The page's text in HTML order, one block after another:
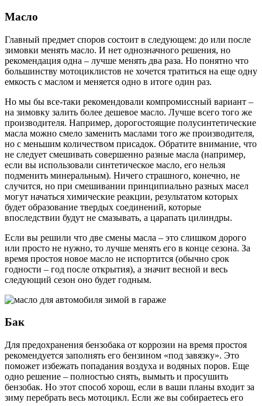
Масло
Главный предмет споров состоит в следующем: до или после
зимовки менять масло. И нет однозначного решения, но
рекомендация одна – лучше менять два раза. Но понятно что
большинству мотоциклистов не хочется тратиться на еще одну
емкость с маслом и меняется одно в итоге один раз.
Но мы бы все-таки рекомендовали компромиссный вариант –
на зимовку залить более дешевое масло. Лучше всего того же
производителя. Например, дорогостоящие полусинтетические
масла можно смело заменить маслами того же производителя,
но с меньшим количеством присадок. Обратите внимание, что
не следует смешивать совершенно разные масла (например,
если вы использовали синтетическое масло, его нельзя
подменить минеральным). Ничего страшного, конечно, не
случится, но при смешивании принципиально разных масел
могут начаться химические реакции, результатом которых
будет образование твердых соединений, которые
впоследствии будут не смазывать, а царапать цилиндры.
Если вы решили что две смены масла – это слишком дорого
или просто не нужно, то лучше менять его в конце сезона. За
время простоя новое масло не испортится (обычно срок
годности – год после открытия), а значит весной и весь
следующий сезон оно будет годным.
Бак
Для предохранения бензобака от коррозии на время простоя
рекомендуется заполнять его бензином «под завязку». Это
поможет избежать попадания воздуха и водяных поров. Еще
одно решение – полностью снять, вымыть и просушить
бензобак. Но этот способ хорош, если в ваши планы входит за
зиму перебрать весь мотоцикл. Если же вы собираетесь его